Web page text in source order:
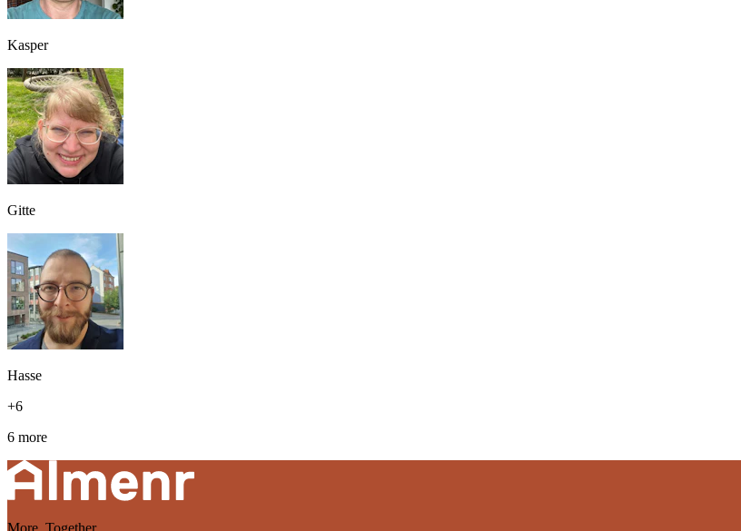
Kasper
Gitte
Hasse
+6
6 more
More. Together.